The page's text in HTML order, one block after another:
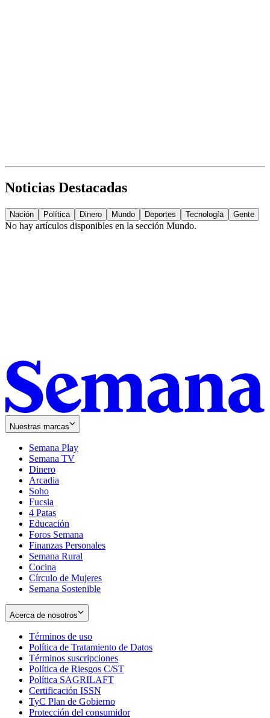
Noticias Destacadas
Nación Política Dinero Mundo Deportes Tecnología Gente
No hay artículos disponibles en la sección Mundo.
Nuestras marcas
Semana Play
Semana TV
Dinero
Arcadia
Soho
in
new
window
Fucsia
in
new
window
4 Patas
Educación
Foros Semana
Finanzas Personales
Semana Rural
Cocina
Círculo de Mujeres
Semana Sostenible
Acerca de nosotros
Términos de uso
in
new
window
Política de Tratamiento de Datos
Términos suscripciones
in
Política de Riesgos C/ST
Política SAGRILAFT
new
window
Certificación ISSN
in
new
TyC Plan de Gobierno
in
Protección del consumidorOpens